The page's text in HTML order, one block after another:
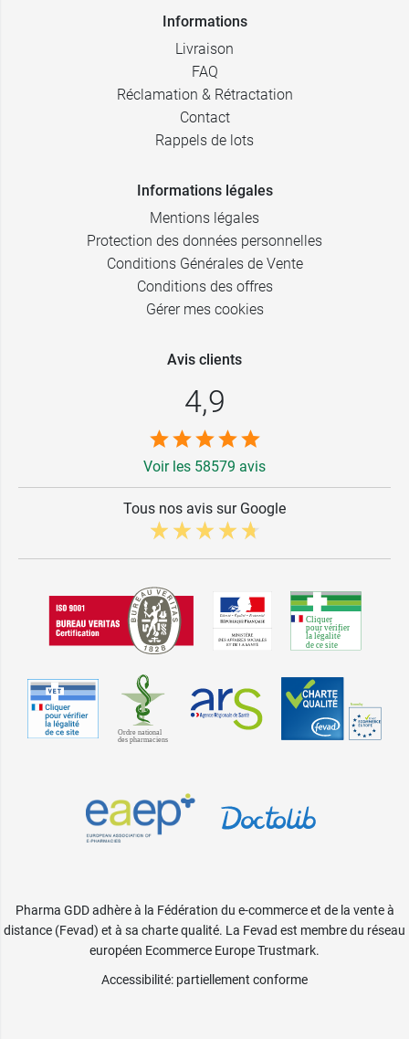
Informations
Livraison
FAQ
Réclamation & Rétractation
Contact
Rappels de lots
Informations légales
Mentions légales
Protection des données personnelles
Conditions Générales de Vente
Conditions des offres
Gérer mes cookies
Avis clients
4,9
Voir les 58579 avis
Tous nos avis sur Google
Pharma GDD adhère à la Fédération du e-commerce et de la vente à
distance (Fevad) et à sa charte qualité. La Fevad est membre du réseau
européen Ecommerce Europe Trustmark.
Accessibilité: partiellement conforme